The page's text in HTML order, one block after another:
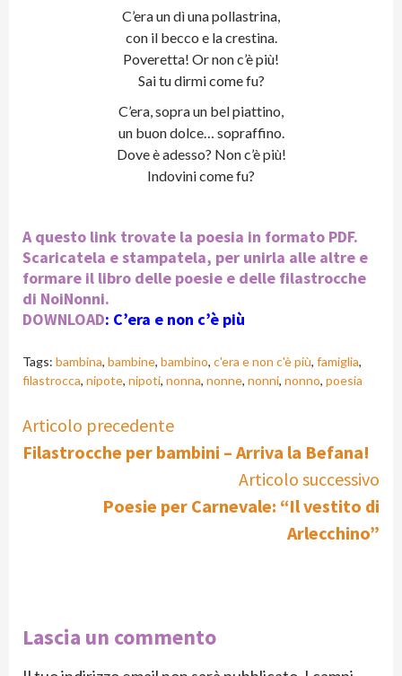
C’era un dì una pollastrina,
con il becco e la crestina.
Poveretta! Or non c’è più!
Sai tu dirmi come fu?
C’era, sopra un bel piattino,
un buon dolce… sopraffino.
Dove è adesso? Non c’è più!
Indovini come fu?
A questo link trovate la poesia in formato PDF.
Scaricatela e stampatela, per unirla alle altre e
formare il libro delle poesie e delle filastrocche
di NoiNonni.
DOWNLOAD: C’era e non c’è più
Tags: bambina, bambine, bambino, c'era e non c'è più, famiglia,
filastrocca, nipote, nipoti, nonna, nonne, nonni, nonno, poesia
Continue
Reading
Articolo precedente
Filastrocche per bambini – Arriva la Befana!
Articolo successivo
Poesie per Carnevale: “Il vestito di
Arlecchino”
Lascia un commento